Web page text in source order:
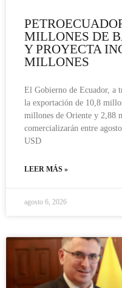
MILLONES DE
Y PROYECTA
MILLONES
El Gobierno de Ecuador, a
la exportación de 10,8
millones de Oriente y 2,88
comercializarán entre
USD
LEER MÁS »
agosto 6, 2026